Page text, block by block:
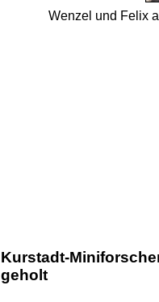
Wenzel und Felix
Kurstadt-
geholt